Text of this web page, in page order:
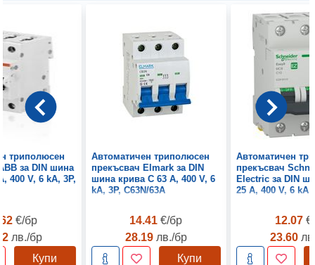
триполюсен
за DIN шина
400 V, 6 kA, 3P,
€/бр
лв./бр
Купи
Автоматичен триполюсен
прекъсвач Elmark за DIN
шина крива C 63 A, 400 V, 6
kA, 3P, C63N/63A
14.41€/бр
28.19 лв./бр
Купи
Автоматичен
прекъсвач
Electric за DIN
25 A, 400 V, 6 kA,
12.07
23.60